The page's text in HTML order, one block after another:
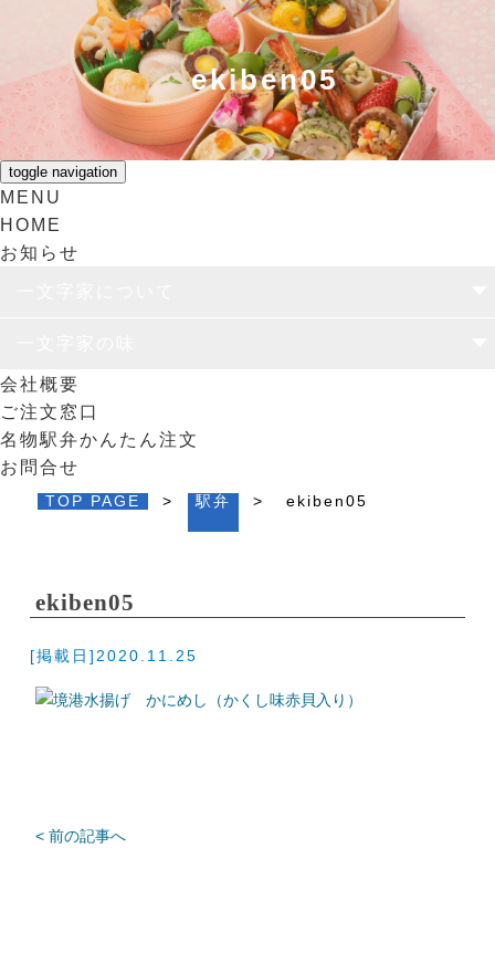
ekiben05
toggle navigation
MENU
HOME
お知らせ
仕出し
駅弁
日替わりランチ
オリジナル弁当
会社概要
ご注文窓口
名物駅弁かんたん注文
お問合せ
TOP PAGE > 駅弁 > ekiben05
ekiben05
[掲載日]2020.11.25
< 前の記事へ